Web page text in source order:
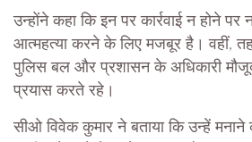
उन्होंने कहा कि इन पर कार्रवाई न होने पर
आत्महत्या करने के लिए मजबूर है। वहीं,
पुलिस बल और प्रशासन के अधिकारी
प्रयास करते रहे।
सीओ विवेक कुमार ने बताया कि उन्हें मनाने